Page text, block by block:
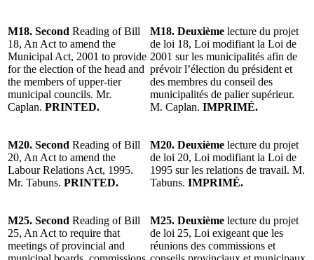
M18. Second Reading of Bill
18, An Act to amend the
Municipal Act, 2001 to provide
for the election of the head and
the members of upper-tier
municipal councils. Mr.
Caplan. PRINTED.
M18. Deuxième lecture du projet
de loi 18, Loi modifiant la Loi de
2001 sur les municipalités afin de
prévoir l’élection du président et
des membres du conseil des
municipalités de palier supérieur.
M. Caplan. IMPRIMÉ.
M20. Second Reading of Bill
20, An Act to amend the
Labour Relations Act, 1995.
Mr. Tabuns. PRINTED.
M20. Deuxième lecture du projet
de loi 20, Loi modifiant la Loi de
1995 sur les relations de travail. M.
Tabuns. IMPRIMÉ.
M25. Second Reading of Bill
25, An Act to require that
meetings of provincial and
M25. Deuxième lecture du projet
de loi 25, Loi exigeant que les
réunions des commissions et